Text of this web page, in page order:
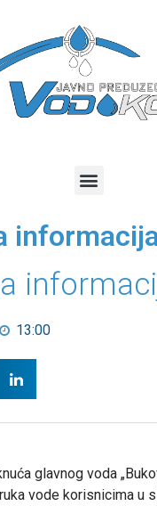
13:00
glavnog voda
vode korisnicima u